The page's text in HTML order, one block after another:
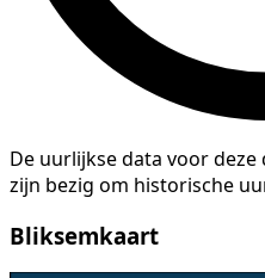
De uurlijkse data voor
zijn bezig om historische
Bliksemkaart